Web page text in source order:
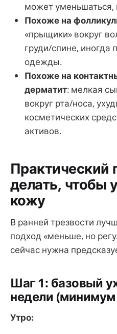
может уменьшаться,
Похоже на
«прыщики» вокруг
груди/спине, иногда
одежды.
Похоже на
дерматит: мелкая
вокруг рта/носа,
косметических
активов.
Практический
делать, чтобы
кожу
В ранней трезвости
подход «меньше, но
сейчас нужна
Шаг 1: базовый
недели
Утро: